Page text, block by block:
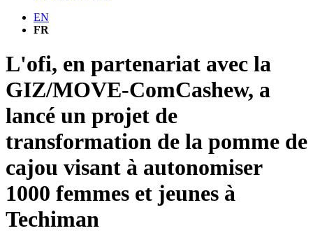
EN
FR
L'ofi, en partenariat avec la
GIZ/MOVE-ComCashew, a
lancé un projet de
transformation de la pomme de
cajou visant à autonomiser
1000 femmes et jeunes à
Techiman